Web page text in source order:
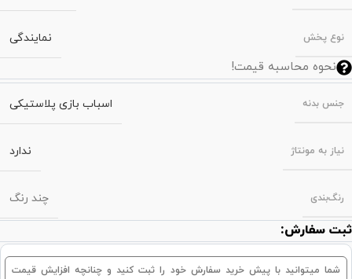
نوع پخش نمایندگی
نحوه محاسبه قیمت!
جنس بدنه اسباب بازی پلاستیکی
نیاز به مونتاژ ندارد
رنگ‌بندی چند رنگ
ثبت سفارش:
شما میتوانید با پیش خرید سفارش خود را ثبت کنید و چنانچه افزایش قیمت